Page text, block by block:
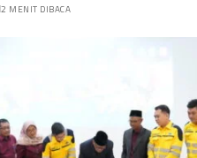
2 MENIT DIBACA